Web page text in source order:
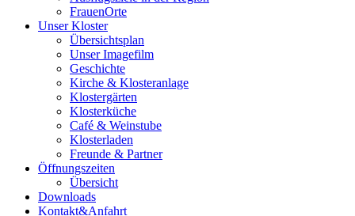
FrauenOrte
Unser Kloster
Übersichtsplan
Unser Imagefilm
Geschichte
Kirche & Klosteranlage
Klostergärten
Klosterküche
Café & Weinstube
Klosterladen
Freunde & Partner
Öffnungszeiten
Übersicht
Downloads
Kontakt&Anfahrt